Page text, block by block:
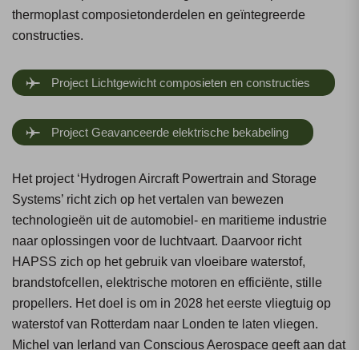
thermoplast composietonderdelen en geïntegreerde
constructies.
Project Lichtgewicht composieten en constructies
Project Geavanceerde elektrische bekabeling
Het project ‘Hydrogen Aircraft Powertrain and Storage
Systems’ richt zich op het vertalen van bewezen
technologieën uit de automobiel- en maritieme industrie
naar oplossingen voor de luchtvaart. Daarvoor richt
HAPSS zich op het gebruik van vloeibare waterstof,
brandstofcellen, elektrische motoren en efficiënte, stille
propellers. Het doel is om in 2028 het eerste vliegtuig op
waterstof van Rotterdam naar Londen te laten vliegen.
Michel van Ierland van Conscious Aerospace geeft aan dat